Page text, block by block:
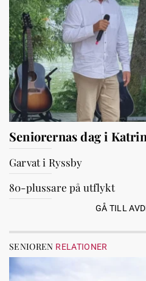
Seniorernas dag i
Garvat i Ryssby
80-plussare på utflykt
GÅ TILL
SENIOREN RELATIONER